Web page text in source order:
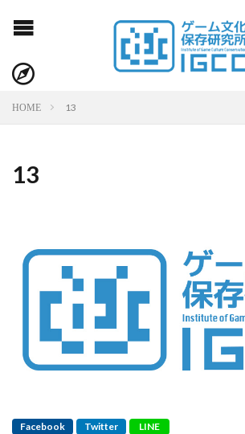
HOME 13
13
Facebook Twitter LINE